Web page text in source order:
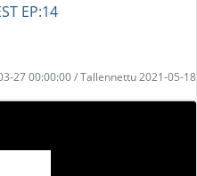
EP:14
27 00:00:00 / Tallennettu 2021-05-18